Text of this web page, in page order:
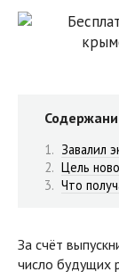
Завалил
Цель
Что
За счёт
число будущих